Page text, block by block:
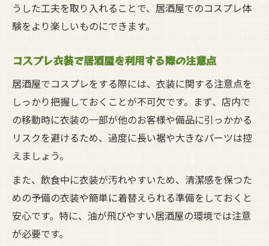
うした工夫を取り入れることで、居酒屋でのコスプレ体
験をより楽しいものにできます。
コスプレ衣装で居酒屋を利用する際の注意点
居酒屋でコスプレをする際には、衣装に関する注意点を
しっかり把握しておくことが不可欠です。まず、店内で
の移動時に衣装の一部が他のお客様や備品に引っかかる
リスクを避けるため、過度に長い裾や大きなパーツは控
えましょう。
また、飲食中に衣装が汚れやすいため、清潔感を保つた
めの予備の衣装や簡単に着替えられる準備をしておくと
安心です。特に、油が飛びやすい居酒屋の環境では注意
が必要です。